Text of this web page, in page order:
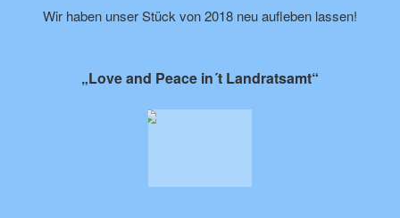
Wir haben unser Stück von 2018 neu aufleben lassen!
„Love and Peace in´t Landratsamt“